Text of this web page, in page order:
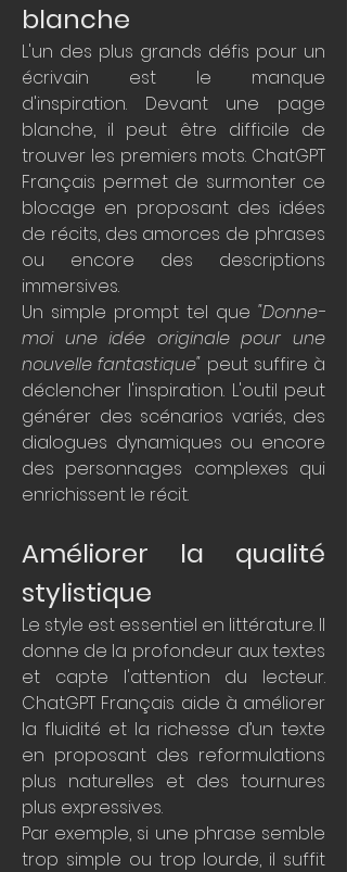
blanche
L'un des plus grands défis pour un
écrivain est le manque
d'inspiration. Devant une page
blanche, il peut être difficile de
trouver les premiers mots. ChatGPT
Français permet de surmonter ce
blocage en proposant des idées
de récits, des amorces de phrases
ou encore des descriptions
immersives.
Un simple prompt tel que "Donne-
moi une idée originale pour une
nouvelle fantastique" peut suffire à
déclencher l'inspiration. L'outil peut
générer des scénarios variés, des
dialogues dynamiques ou encore
des personnages complexes qui
enrichissent le récit.
Améliorer la qualité
stylistique
Le style est essentiel en littérature. Il
donne de la profondeur aux textes
et capte l'attention du lecteur.
ChatGPT Français aide à améliorer
la fluidité et la richesse d’un texte
en proposant des reformulations
plus naturelles et des tournures
plus expressives.
Par exemple, si une phrase semble
trop simple ou trop lourde, il suffit